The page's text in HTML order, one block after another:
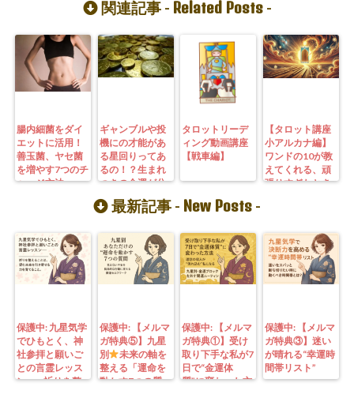
関連記事 - Related Posts-
腸内細菌をダイ
エットに活用！
善玉菌、ヤセ菌
を増やす7つのチ
ャージ方法
ギャンブルや投
機にの才能があ
る星回りってあ
るの！？生まれ
つきの金運が分
かる九星気学の
秘密
タロットリーデ
ィング動画講座
【戦車編】
【タロット講座
小アルカナ編】
ワンドの10が教
えてくれる、頑
張りすぎたとき
最新記事 - New Posts -
保護中: 九星気学
でひもとく、神
社参拝と願いご
との言霊レッス
ン—— 祈りを整
保護中: 【メルマ
ガ特典⑤】九星
別
未来の軸を
整える「運命を
動かす7つの質
保護中: 【メルマ
ガ特典①】受け
取り下手な私が7
日で“金運体
質”に変わった方
保護中: 【メルマ
ガ特典③】迷い
が晴れる“幸運時
間帯リスト”